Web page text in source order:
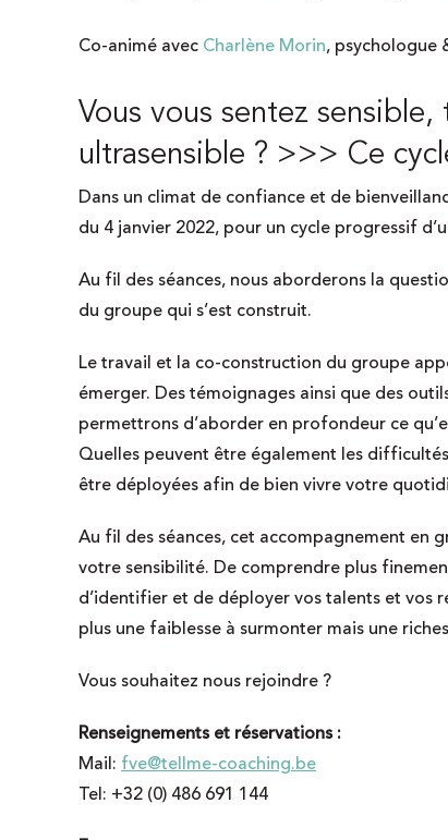
Co-animé avec Charlène Morin, psychologue
Vous vous sentez
ultrasensible ? >>> Ce
Dans un climat de confiance et de
du 4 janvier 2022, pour un cycle progressif
Au fil des séances, nous aborderons la
du groupe qui s’est construit.
Le travail et la co-construction du groupe
émerger. Des témoignages ainsi que des
permettrons d’aborder en profondeur ce
Quelles peuvent être également les
être déployées afin de bien vivre votre
Au fil des séances, cet accompagnement en
votre sensibilité. De comprendre plus
d’identifier et de déployer vos talents et vos
plus une faiblesse à surmonter mais une
Vous souhaitez nous rejoindre ?
Renseignements et réservations :
Mail: fve@tellme-coaching.be
Tel: +32 (0) 486 691 144